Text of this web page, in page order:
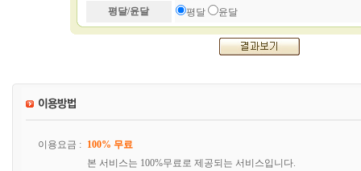
평달/윤달 평달 윤달
이용요금 :
100% 무료
본 서비스는 100%무료로 제공되는 서비스입니다.